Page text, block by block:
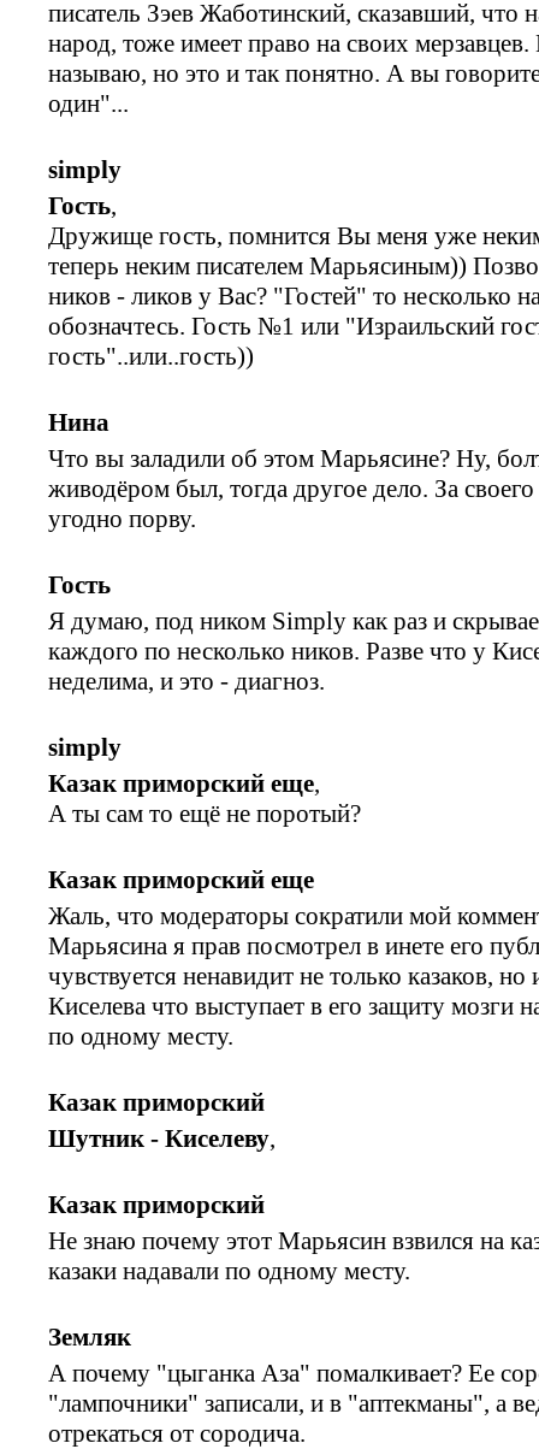
писатель Зэев Жаботинский, сказавший,
народ, тоже имеет право на своих
называю, но это и так понятно. А вы
один"...
simply
Гость,
Дружище гость, помнится Вы меня уже
теперь неким писателем Марьясиным))
ников - ликов у Вас? "Гостей" то несколько
обозначтесь. Гость №1 или "Израильский
гость"..или..гость))
Нина
Что вы заладили об этом Марьясине? Ну,
живодёром был, тогда другое дело. За
угодно порву.
Гость
Я думаю, под ником Simply как раз и
каждого по несколько ников. Разве что у
неделима, и это - диагноз.
simply
Казак приморский еще,
А ты сам то ещё не поротый?
Казак приморский еще
Жаль, что модераторы сократили мой
Марьясина я прав посмотрел в инете его
чувствуется ненавидит не только казаков,
Киселева что выступает в его защиту мозги
по одному месту.
Казак приморский
Шутник - Киселеву,
Казак приморский
Не знаю почему этот Марьясин взвился на
казаки надавали по одному месту.
Земляк
А почему "цыганка Аза" помалкивает? Ее
"лампочники" записали, и в "аптекманы", а
отрекаться от сородича.